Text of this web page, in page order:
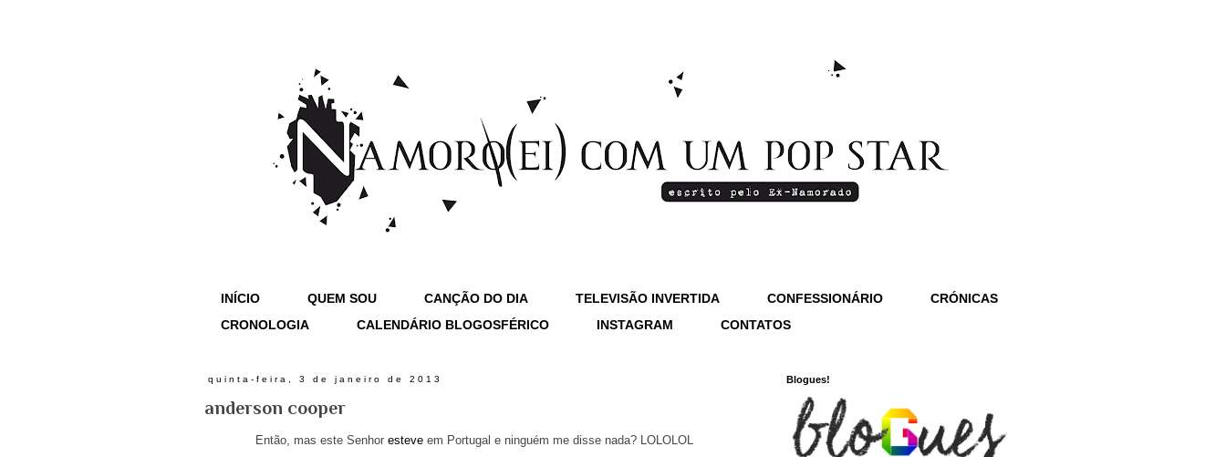
INÍCIO QUEM SOU CANÇÃO DO DIA TELEVISÃO INVERTIDA CONFESSIONÁRIO
CRÓNICAS
CRONOLOGIA
CALENDÁRIO BLOGOSFÉRICO INSTAGRAM CONTATOS
quinta-feira, 3 de janeiro de 2013
anderson cooper
Então, mas este Senhor esteve em Portugal e ninguém me disse nada? LOLOLOL
Blogues!